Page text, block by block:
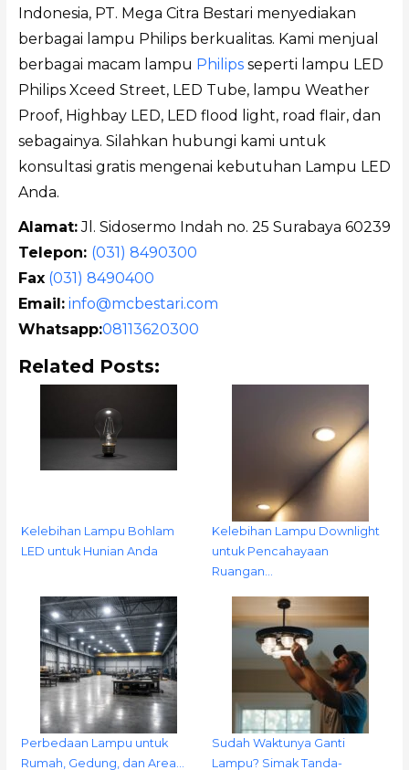
Indonesia, PT. Mega Citra Bestari menyediakan
berbagai lampu Philips berkualitas. Kami menjual
berbagai macam lampu Philips seperti lampu LED
Philips Xceed Street, LED Tube, lampu Weather
Proof, Highbay LED, LED flood light, road flair, dan
sebagainya. Silahkan hubungi kami untuk
konsultasi gratis mengenai kebutuhan Lampu LED
Anda.
Alamat:Jl. Sidosermo Indah no. 25 Surabaya 60239
Telepon: (031) 8490300
Fax (031) 8490400
Email: info@mcbestari.com
Whatsapp:08113620300
Related Posts:
Kelebihan Lampu Bohlam
LED untuk Hunian Anda
Kelebihan Lampu Downlight
untuk Pencahayaan
Ruangan…
Perbedaan Lampu untuk
Rumah, Gedung, dan Area…
Sudah Waktunya Ganti
Lampu? Simak Tanda-